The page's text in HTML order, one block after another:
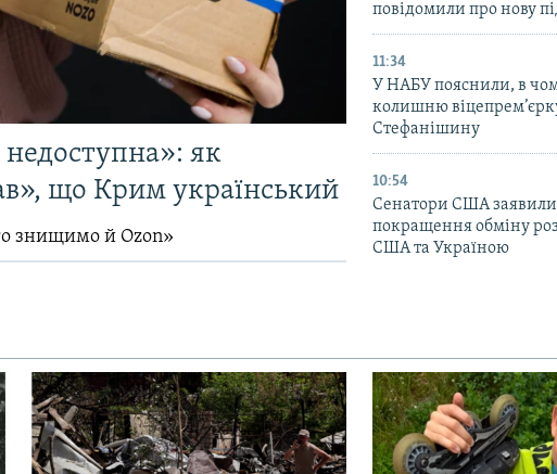
недоступна»: як
що Крим український
знищимо й Ozon»
повідомили про нову
11:34
У НАБУ пояснили, в
колишню
Стефанішину
10:54
Сенатори США
покращення обміну
США та Україною